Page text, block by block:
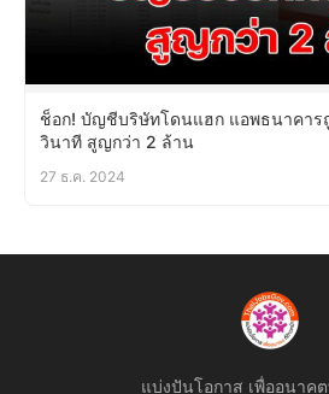
ช็อก! บัญชีบริษัทโดนแฮก แอพธนาคาร
วินาที สูญกว่า 2 ล้าน
27 ธ.ค. 2024
แบ่งปันโอกาส เพื่ออนาค